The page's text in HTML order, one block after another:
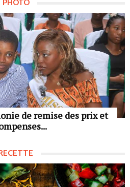
de remise des prix et